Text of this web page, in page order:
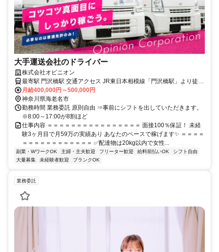
大手運送会社のドライバー
株式会社オピニオン
最寄駅 門沢橋駅 交通アクセス JR東日本相模線「門沢橋駅」より徒歩
12分 配送エリア：東京都・神奈川県
月給400,000円～500,000円
神奈川県海老名市
勤務時間 業務委託 原則自由 ⇒事前にシフトを出していただきます。
※8:00～17:00が8割ほど
仕事内容 ＝＝＝＝＝＝＝＝＝＝＝＝＝＝＝＝ 面接100％保証！ 未経
験3ヶ月目で月59万の実績あり あなたのペースで稼げます✨ ＝＝＝＝
＝＝＝＝＝＝＝＝＝＝＝＝ ✅配達物は20kg以内で女性...
副業・WワークOK 主婦・主夫歓迎 フリーター歓迎 給料前払いOK
シフト自由
大量募集
未経験者歓迎 ブランクOK
業務委託